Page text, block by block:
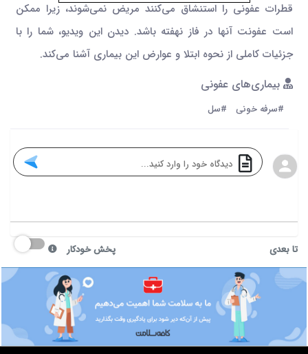
قطرات عفونی را استنشاق می‌کنند مریض نمی‌شوند، زیرا ممکن
است عفونت آنها در فاز نهفته باشد. دیدن این ویدیو، شما را با
جزئیات کاملی از نحوه ابتلا و عوارض این بیماری آشنا می‌کند.
بیماری‌های عفونی
#سرفه خونی #سل
تا بعدی پخش خودکار